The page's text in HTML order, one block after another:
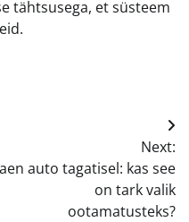
tähtsusega, et süsteem
Next:
auto tagatisel: kas see
on tark valik
ootamatusteks?